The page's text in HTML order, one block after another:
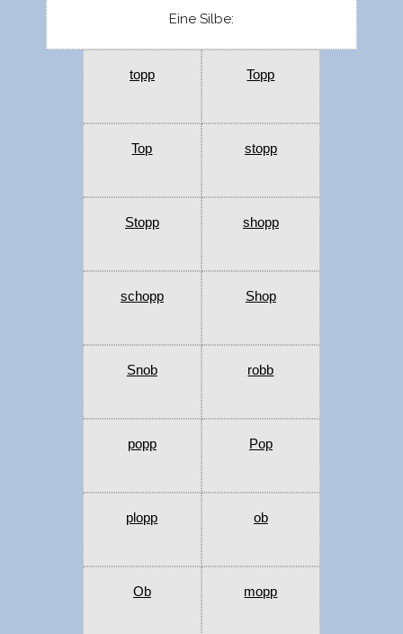
Eine Silbe:
topp Topp
Top stopp
Stopp shopp
schopp Shop
Snob robb
popp Pop
plopp ob
Ob mopp